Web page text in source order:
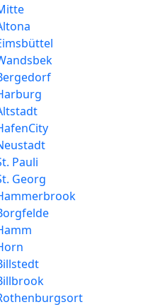
Pauli
Georg